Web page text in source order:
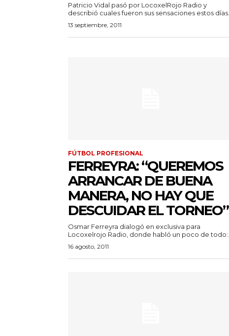
Patricio Vidal pasó por LocoxelRojo Radio y
describió cuales fueron sus sensaciones estos días...
13 septiembre, 2011
FÚTBOL PROFESIONAL
FERREYRA: “QUEREMOS
ARRANCAR DE BUENA
MANERA, NO HAY QUE
DESCUIDAR EL TORNEO”
Osmar Ferreyra dialogó en exclusiva para
Locoxelrojo Radio, donde habló un poco de todo:...
16 agosto, 2011